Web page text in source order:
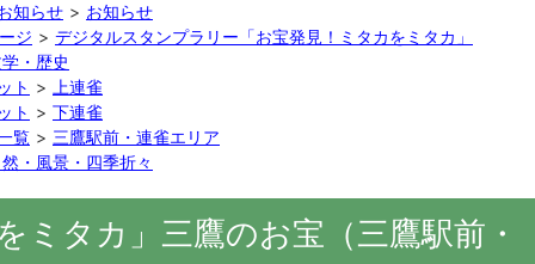
知らせ
お知らせ
ジ
デジタルスタンプラリー「お宝発見！ミタカをミタカ」
・歴史
ト
上連雀
ト
下連雀
覧
三鷹駅前・連雀エリア
・風景・四季折々
ミタカ」三鷹のお宝（三鷹駅前・